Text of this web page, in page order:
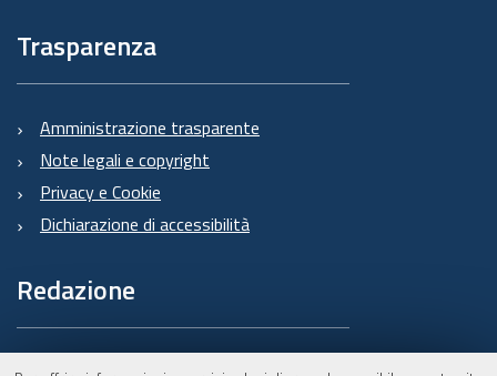
Trasparenza
Amministrazione trasparente
Note legali e copyright
Privacy e Cookie
Dichiarazione di accessibilità
Redazione